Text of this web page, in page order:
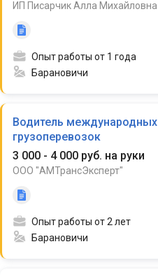
ИП Писарчик Алла Михайловна
Опыт работы от 1 года
Барановичи
Водитель международных
грузоперевозок
3 000 - 4 000 руб. на руки
ООО "АМТрансЭксперт"
Опыт работы от 2 лет
Барановичи